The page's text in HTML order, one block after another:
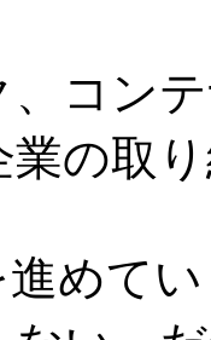
コン
業の取
めて